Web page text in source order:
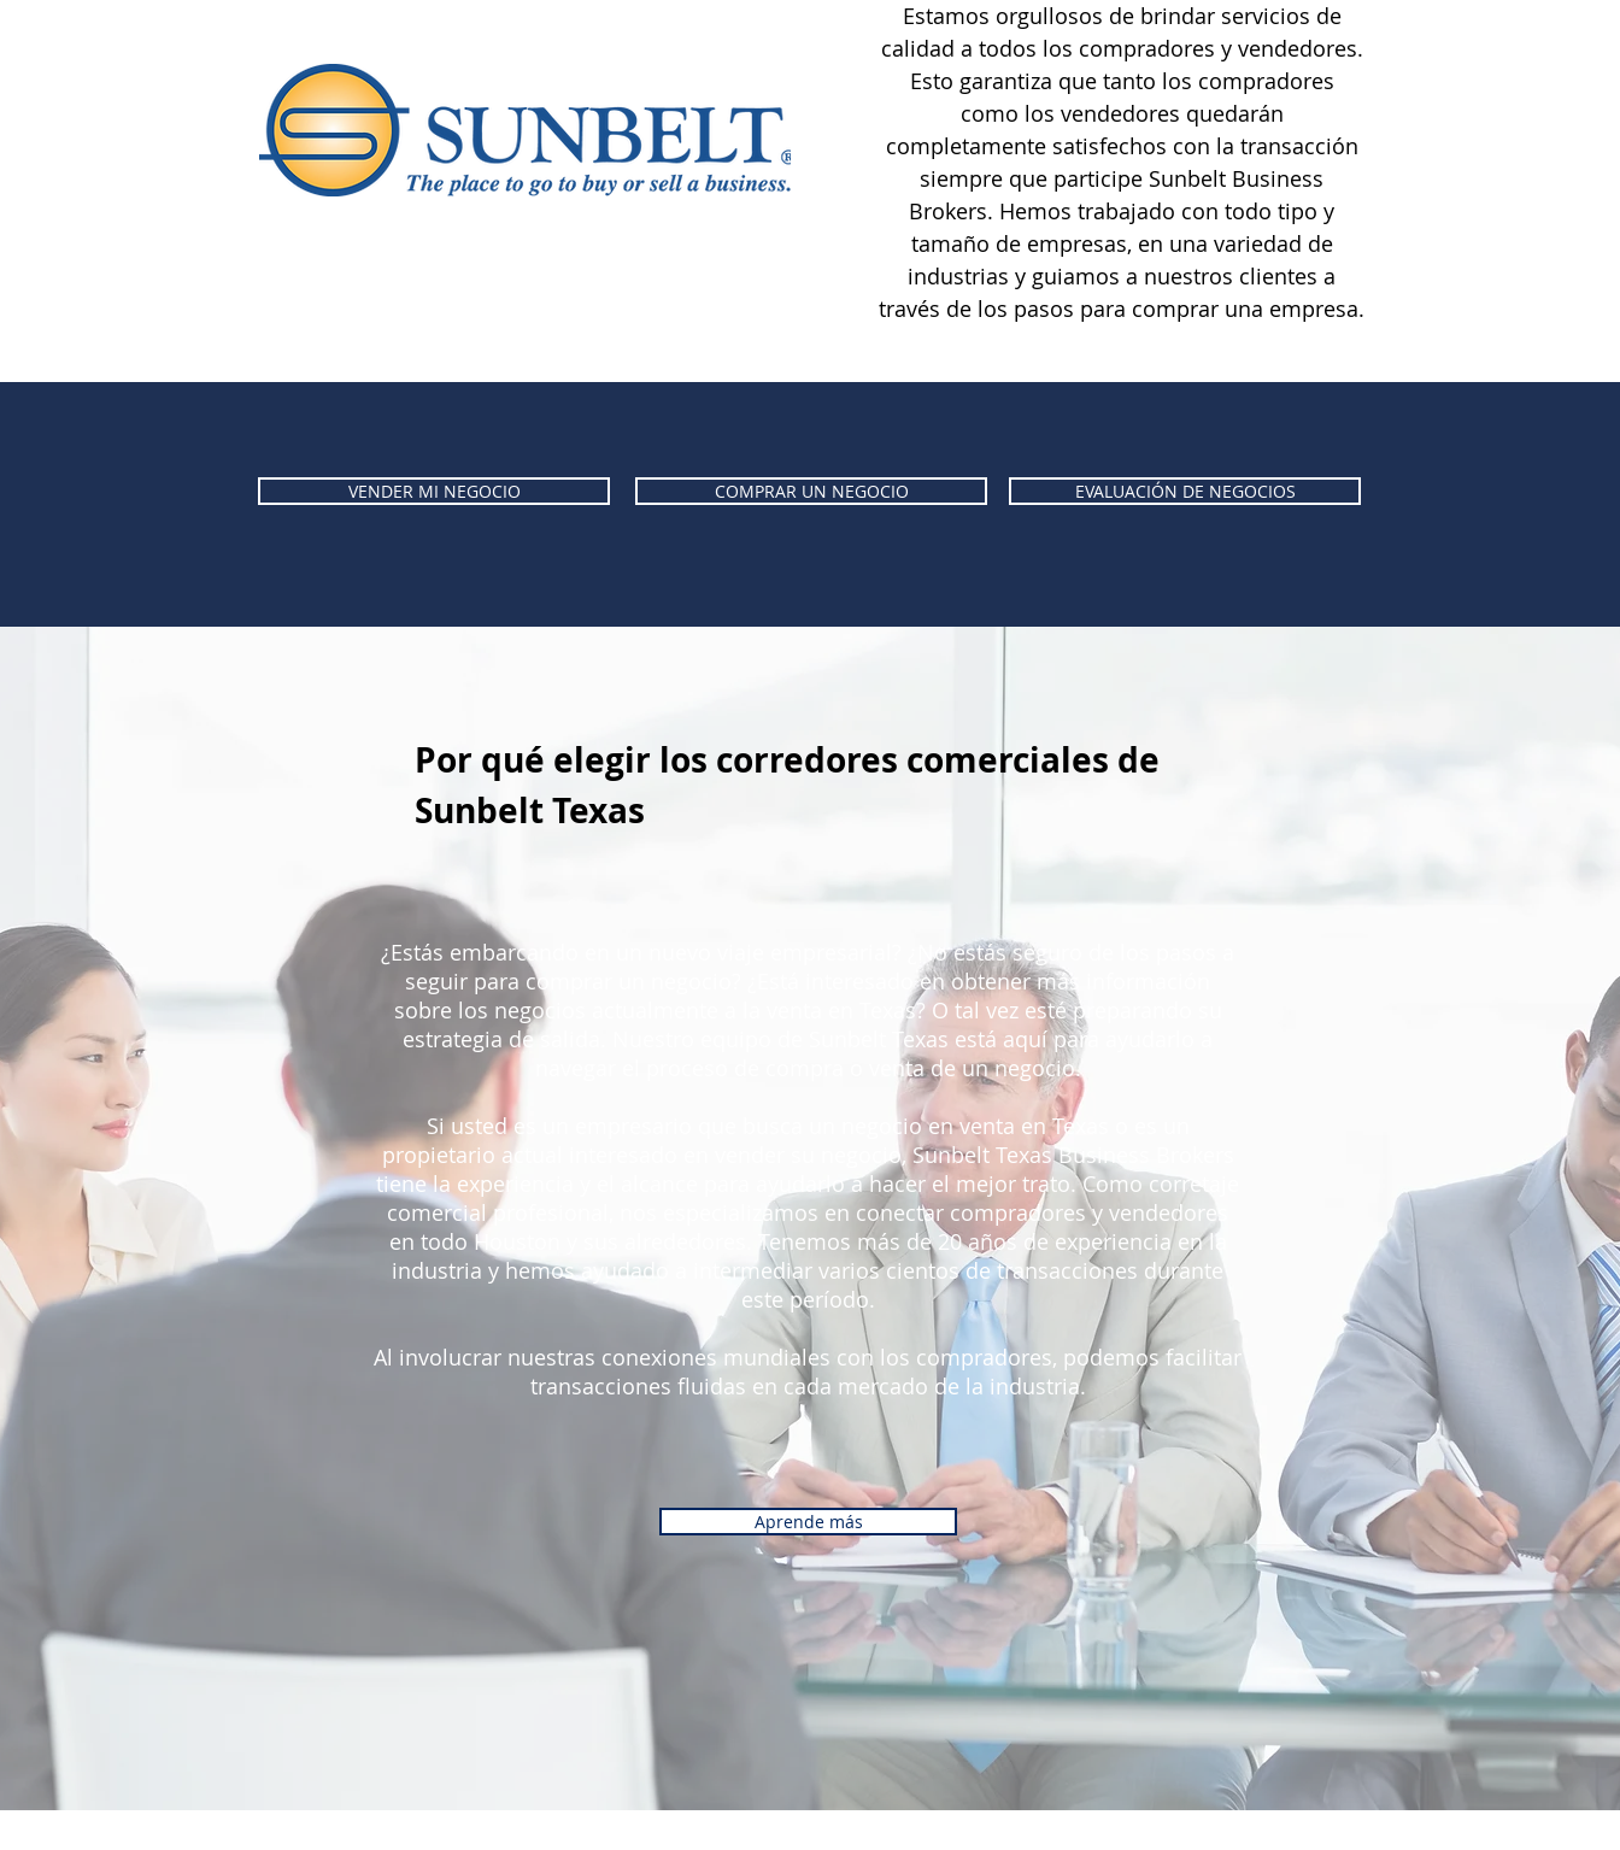
Estamos orgullosos de brindar servicios de
calidad a todos los compradores y vendedores.
Esto garantiza que tanto los compradores
como los vendedores quedarán
completamente satisfechos con la transacción
siempre que participe Sunbelt Business
Brokers. Hemos trabajado con todo tipo y
tamaño de empresas, en una variedad de
industrias y guiamos a nuestros clientes a
través de los pasos para comprar una empresa.
VENDER MI NEGOCIO COMPRAR UN NEGOCIO EVALUACIÓN DE NEGOCIOS
Por qué elegir los corredores comerciales de
Sunbelt Texas
¿Estás embarcando en un nuevo viaje empresarial? ¿No estás seguro de los pasos a
seguir para comprar un negocio? ¿Está interesado en obtener más información
sobre los negocios actualmente a la venta en Texas? O tal vez esté preparando su
estrategia de salida. Nuestro equipo de Sunbelt Texas está aquí para ayudarlo a
navegar el proceso de compra o venta de un negocio.
Si usted es un empresario que busca un negocio en venta en Texas o es un
propietario actual interesado en vender su negocio, Sunbelt Texas Business Brokers
tiene la experiencia y el alcance para ayudarlo a hacer el mejor trato. Como corretaje
comercial profesional, nos especializamos en conectar compradores y vendedores
en todo Houston y sus alrededores. Tenemos más de 20 años de experiencia en la
industria y hemos ayudado a intermediar varios cientos de transacciones durante
este período.
Al involucrar nuestras conexiones mundiales con los compradores, podemos facilitar
transacciones fluidas en cada mercado de la industria.
Aprende más